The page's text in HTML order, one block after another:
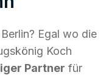
Egal wo die
Koch
Partner für